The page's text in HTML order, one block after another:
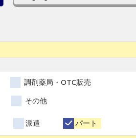
調剤薬局・OTC販売
その他
派遣 パート